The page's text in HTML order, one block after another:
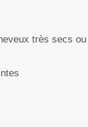
très secs